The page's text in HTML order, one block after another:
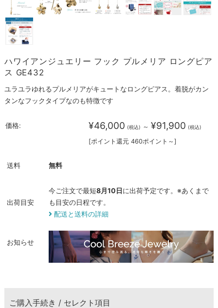
ハワイアンジュエリー フック プルメリア ロングピア
ス GE432
ユラユラゆれるプルメリアがキュートなロングピアス。着脱がカン
タンなフックタイプなのも特徴です
価格: ¥46,000 (税込) ～ ¥91,900 (税込)
[ポイント還元 460ポイント～]
送料 無料
出荷目安
今ご注文で最短8月10日に出荷予定です。※あくまで
も目安の日程です。
配送と送料の詳細
お知らせ
ご購入手続き / セレクト項目